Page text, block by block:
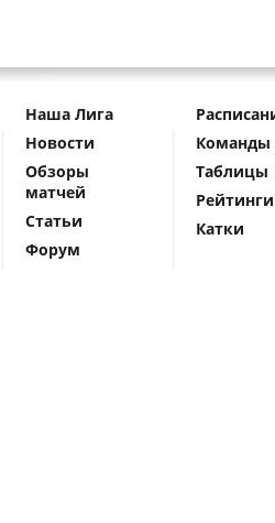
Наша Лига
Новости
Обзоры
матчей
Статьи
Форум
Команды
Таблицы
Рейтинги
Катки